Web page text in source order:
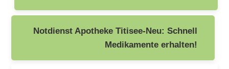
Notdienst Apotheke Titisee-Neu: Schnell
Medikamente erhalten!